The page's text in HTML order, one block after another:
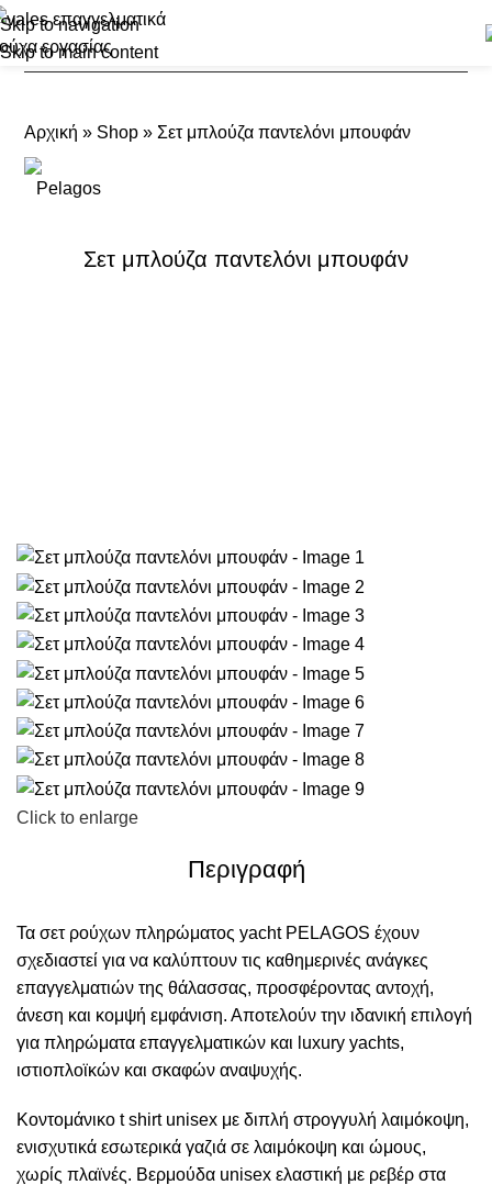
Skip to navigation
Skip to main content
Αρχική » Shop » Σετ μπλούζα παντελόνι μπουφάν
Σετ μπλούζα παντελόνι μπουφάν
Click to enlarge
Περιγραφή
Τα σετ ρούχων πληρώματος yacht PELAGOS έχουν
σχεδιαστεί για να καλύπτουν τις καθημερινές ανάγκες
επαγγελματιών της θάλασσας, προσφέροντας αντοχή,
άνεση και κομψή εμφάνιση. Αποτελούν την ιδανική επιλογή
για πληρώματα επαγγελματικών και luxury yachts,
ιστιοπλοϊκών και σκαφών αναψυχής.
Κοντομάνικο t shirt unisex με διπλή στρογγυλή λαιμόκοψη,
ενισχυτικά εσωτερικά γαζιά σε λαιμόκοψη και ώμους,
χωρίς πλαϊνές. Βερμούδα unisex ελαστική με ρεβέρ στα